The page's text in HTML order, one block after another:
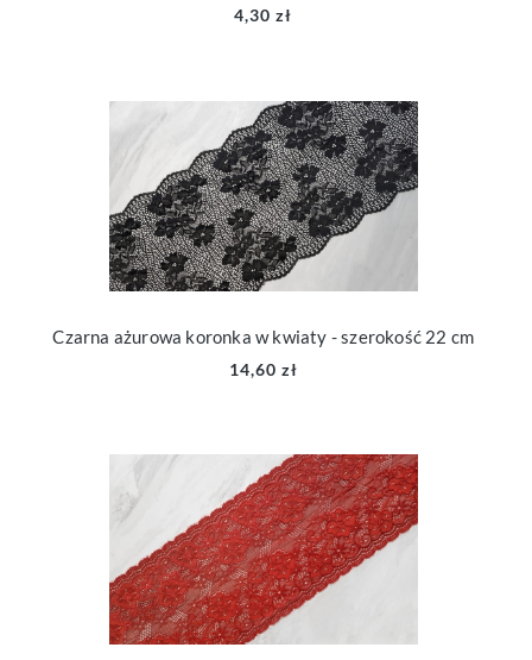
4,30 zł
Czarna ażurowa koronka w kwiaty - szerokość 22 cm
14,60 zł